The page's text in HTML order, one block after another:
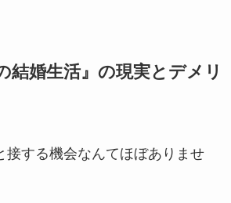
結婚生活』の現実とデメリ
接する機会なんてほぼありませ